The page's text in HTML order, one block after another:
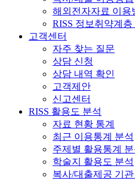
해외전자자료 이용
RISS 정보취약계
고객센터
자주 찾는 질문
상담 신청
상담 내역 확인
고객제안
신고센터
RISS 활용도 분석
자료 현황 통계
최근 이용통계 분석
주제별 활용통계 분
학술지 활용도 분석
복사/대출제공 기관